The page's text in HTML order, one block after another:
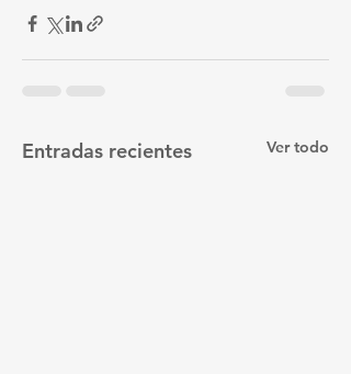
Entradas recientes Ver todo